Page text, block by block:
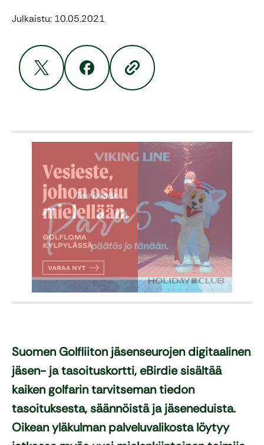
Julkaistu: 10.05.2021
Suomen Golfliiton jäsenseurojen digitaalinen
jäsen- ja tasoituskortti, eBirdie sisältää
kaiken golfarin tarvitseman tiedon
tasoituksesta, säännöistä ja jäseneduista.
Oikean yläkulman palveluvalikosta löytyy